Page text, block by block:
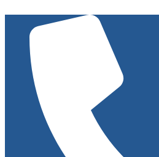
tartalomhoz